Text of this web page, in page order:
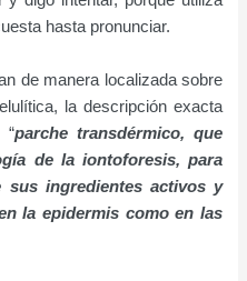
hasta pronunciar.
de manera localizada sobre
la descripción exacta
“parche transdérmico, que
de la iontoforesis, para
sus ingredientes activos y
la epidermis como en las